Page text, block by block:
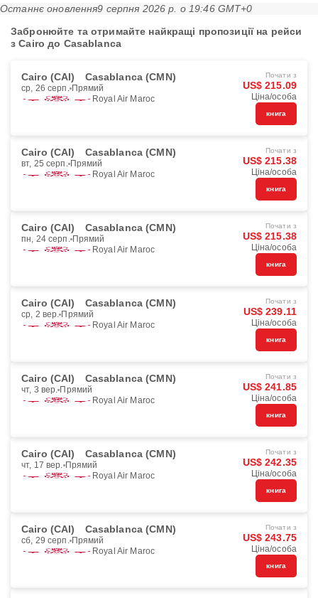
Останнє оновлення9 серпня 2026 р. о 19:46 GMT+0
Забронюйте та отримайте найкращі пропозиції на рейси
з Cairo до Casablanca
Cairo (CAI) Casablanca (CMN)
ср, 26 серп. Прямий
Royal Air Maroc
Почати з
US$ 215.09
Ціна/особа
книга
Cairo (CAI) Casablanca (CMN)
вт, 25 серп. Прямий
Royal Air Maroc
Почати з
US$ 215.38
Ціна/особа
книга
Cairo (CAI) Casablanca (CMN)
пн, 24 серп. Прямий
Royal Air Maroc
Почати з
US$ 215.38
Ціна/особа
книга
Cairo (CAI) Casablanca (CMN)
ср, 2 вер. Прямий
Royal Air Maroc
Почати з
US$ 239.11
Ціна/особа
книга
Cairo (CAI) Casablanca (CMN)
чт, 3 вер. Прямий
Royal Air Maroc
Почати з
US$ 241.85
Ціна/особа
книга
Cairo (CAI) Casablanca (CMN)
чт, 17 вер. Прямий
Royal Air Maroc
Почати з
US$ 242.35
Ціна/особа
книга
Cairo (CAI) Casablanca (CMN)
сб, 29 серп. Прямий
Royal Air Maroc
Почати з
US$ 243.75
Ціна/особа
книга